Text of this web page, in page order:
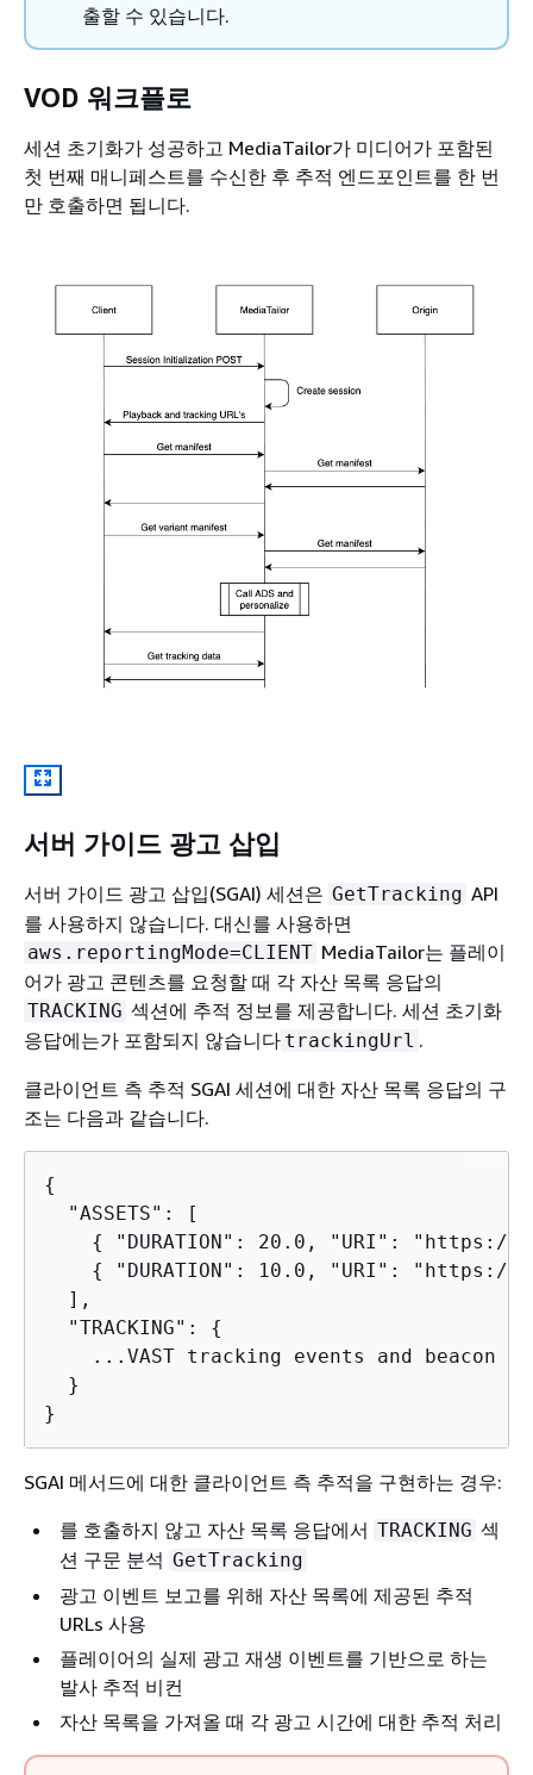
출할 수 있습니다.
VOD 워크플로
세션 초기화가 성공하고 MediaTailor가 미디어가 포함된
첫 번째 매니페스트를 수신한 후 추적 엔드포인트를 한 번
만 호출하면 됩니다.
서버 가이드 광고 삽입
서버 가이드 광고 삽입(SGAI) 세션은 GetTracking API
를 사용하지 않습니다. 대신를 사용하면
aws.reportingMode=CLIENT MediaTailor는 플레이
어가 광고 콘텐츠를 요청할 때 각 자산 목록 응답의
TRACKING 섹션에 추적 정보를 제공합니다. 세션 초기화
응답에는가 포함되지 않습니다 trackingUrl .
클라이언트 측 추적 SGAI 세션에 대한 자산 목록 응답의 구
조는 다음과 같습니다.
{
  "ASSETS": [
{
"DURATION": 20.0, "URI": "https://
{
"DURATION": 10.0, "URI": "https://
  ],
  "TRACKING":
{
...VAST tracking events and beacon
  }
}
SGAI 메서드에 대한 클라이언트 측 추적을 구현하는 경우:
를 호출하지 않고 자산 목록 응답에서 TRACKING 섹
션 구문 분석 GetTracking
광고 이벤트 보고를 위해 자산 목록에 제공된 추적
URLs 사용
플레이어의 실제 광고 재생 이벤트를 기반으로 하는
발사 추적 비컨
자산 목록을 가져올 때 각 광고 시간에 대한 추적 처리